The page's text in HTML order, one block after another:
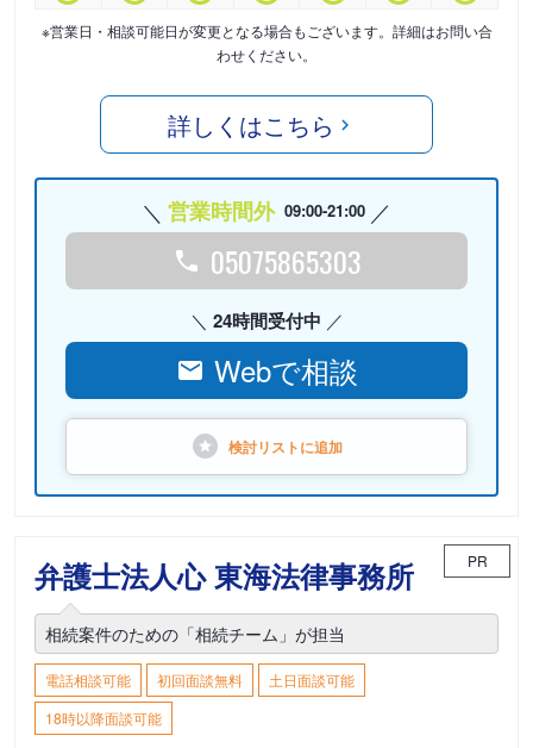
※営業日・相談可能日が変更となる場合もございます。詳細はお問い合
わせください。
詳しくはこちら
営業時間外 09:00-21:00
05075865303
24時間受付中
Webで相談
検討リストに追加
弁護士法人心 東海法律事務所 PR
相続案件のための「相続チーム」が担当
電話相談可能 初回面談無料
土日面談可能
18時以降面談可能